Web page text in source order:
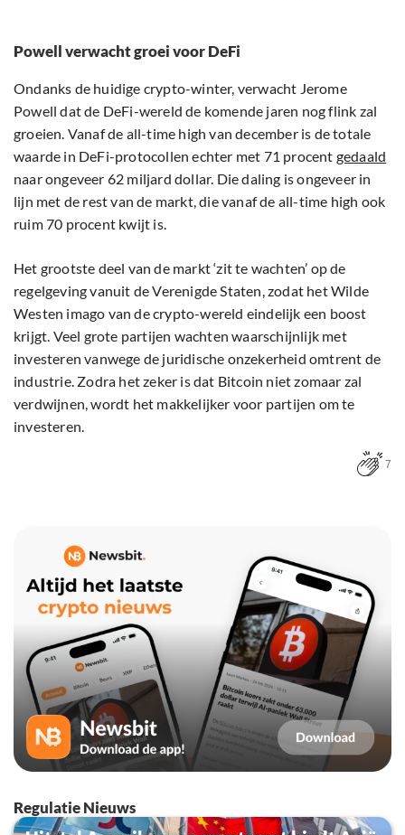
Powell verwacht groei voor DeFi
Ondanks de huidige crypto-winter, verwacht Jerome
Powell dat de DeFi-wereld de komende jaren nog flink zal
groeien. Vanaf de all-time high van december is de totale
waarde in DeFi-protocollen echter met 71 procent gedaald
naar ongeveer 62 miljard dollar. Die daling is ongeveer in
lijn met de rest van de markt, die vanaf de all-time high ook
ruim 70 procent kwijt is.
Het grootste deel van de markt ‘zit te wachten’ op de
regelgeving vanuit de Verenigde Staten, zodat het Wilde
Westen imago van de crypto-wereld eindelijk een boost
krijgt. Veel grote partijen wachten waarschijnlijk met
investeren vanwege de juridische onzekerheid omtrent de
industrie. Zodra het zeker is dat Bitcoin niet zomaar zal
verdwijnen, wordt het makkelijker voor partijen om te
investeren.
7
Regulatie Nieuws